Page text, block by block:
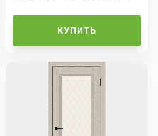
КУПИТЬ